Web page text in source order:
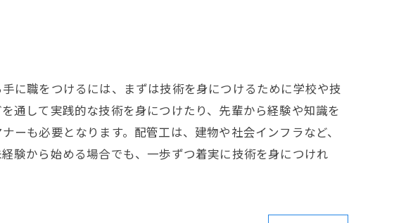
に職をつけるには、まずは技術を身につけるために学校や技
通して実践的な技術を身につけたり、先輩から経験や知識を
も必要となります。配管工は、建物や社会インフラなど、
験から始める場合でも、一歩ずつ着実に技術を身につけれ